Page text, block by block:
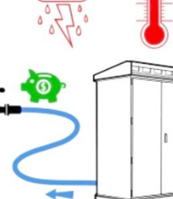
FoodTech 2017 in
unter den Top 30